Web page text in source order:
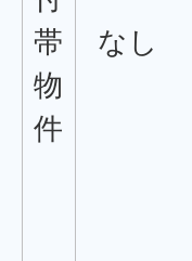
帯
物
件
なし